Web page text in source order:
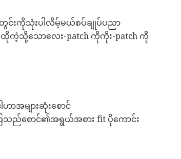
င်းကိုသုံးပါလိမ့်မယ်စပ်ချုပ်ပညာ
ကဲ့သို့သောလေး-patch ကိုကိုး-patch ကို
ာအများဆုံးစောင်
ည်စောင်၏အရွယ်အစား fit ပိုကောင်း